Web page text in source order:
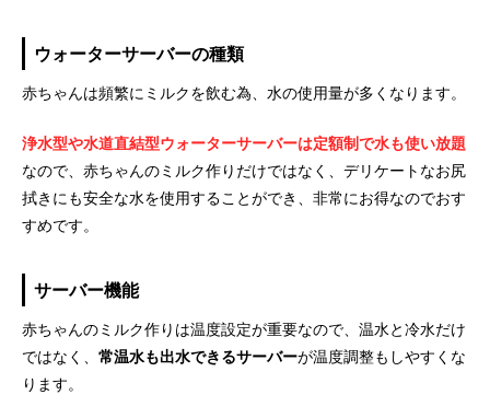
ウォーターサーバーの種類
赤ちゃんは頻繁にミルクを飲む為、水の使用量が多くなります。
浄水型や水道直結型ウォーターサーバーは定額制で水も使い放題
なので、赤ちゃんのミルク作りだけではなく、デリケートなお尻
拭きにも安全な水を使用することができ、非常にお得なのでおす
すめです。
サーバー機能
赤ちゃんのミルク作りは温度設定が重要なので、温水と冷水だけ
ではなく、 常温水も出水できるサーバーが温度調整もしやすくな
ります。